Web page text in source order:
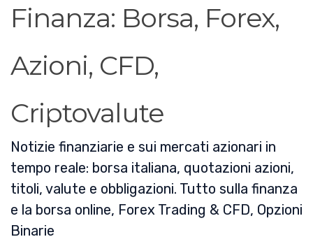
Finanza: Borsa, Forex,
Azioni, CFD,
Criptovalute
Notizie finanziarie e sui mercati azionari in
tempo reale: borsa italiana, quotazioni azioni,
titoli, valute e obbligazioni. Tutto sulla finanza
e la borsa online, Forex Trading & CFD, Opzioni
Binarie